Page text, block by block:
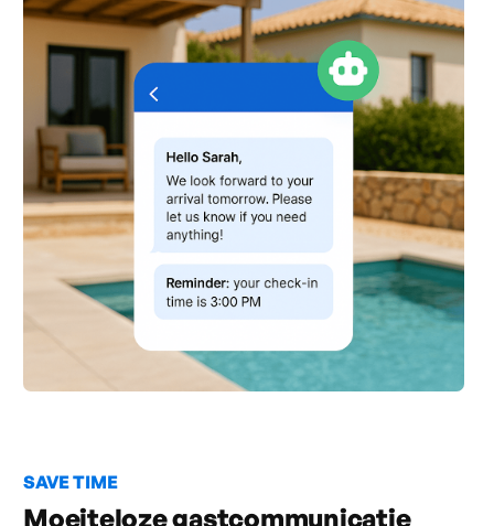
SAVE TIME
Moeiteloze gastcommunicatie